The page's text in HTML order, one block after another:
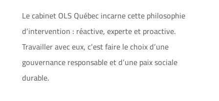
Le cabinet OLS Québec incarne cette philosophie
d’intervention : réactive, experte et proactive.
Travailler avec eux, c’est faire le choix d’une
gouvernance responsable et d’une paix sociale
durable.